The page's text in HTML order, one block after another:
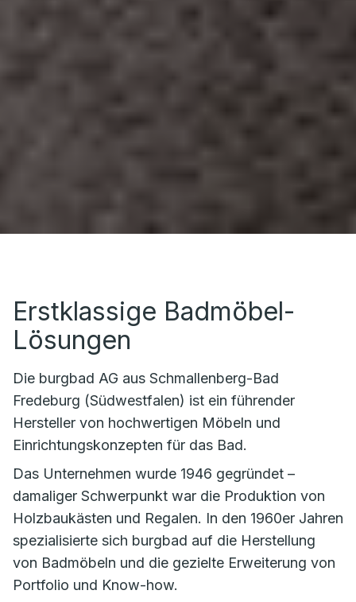
Erstklassige Badmöbel-
Lösungen
Die burgbad AG aus Schmallenberg-Bad
Fredeburg (Südwestfalen) ist ein führender
Hersteller von hochwertigen Möbeln und
Einrichtungskonzepten für das Bad.
Das Unternehmen wurde 1946 gegründet –
damaliger Schwerpunkt war die Produktion von
Holzbaukästen und Regalen. In den 1960er Jahren
spezialisierte sich burgbad auf die Herstellung
von Badmöbeln und die gezielte Erweiterung von
Portfolio und Know-how.